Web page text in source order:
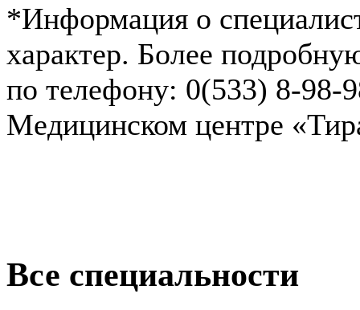
*Информация о
характер. Более
по телефону: 0(533) 8-98-
Медицинском центре
Все специальности